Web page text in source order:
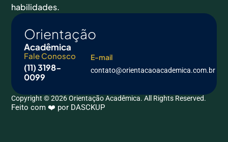
habilidades.
Orientação
Acadêmica
Fale Conosco
(11) 3198-
0099
E-mail
contato@orientacaoacademica.com.br
Copyright © 2026 Orientação Acadêmica. All Rights Reserved.
Feito com ❤️ por DASCKUP